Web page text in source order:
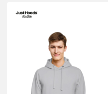
HOODIES & SWEATS
POLOSHIRTS
JACKEN